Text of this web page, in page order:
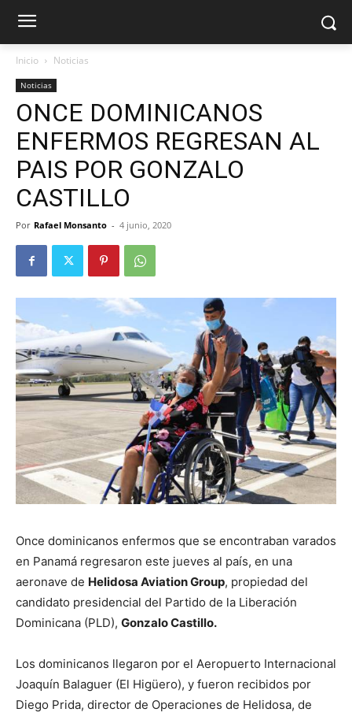
Inicio Noticias
Noticias
ONCE DOMINICANOS
ENFERMOS REGRESAN AL
PAIS POR GONZALO
CASTILLO
Por Rafael Monsanto - 4 junio, 2020
Once dominicanos enfermos que se encontraban varados
en Panamá regresaron este jueves al país, en una
aeronave de Helidosa Aviation Group, propiedad del
candidato presidencial del Partido de la Liberación
Dominicana (PLD), Gonzalo Castillo.
Los dominicanos llegaron por el Aeropuerto Internacional
Joaquín Balaguer (El Higüero), y fueron recibidos por
Diego Prida, director de Operaciones de Helidosa, de